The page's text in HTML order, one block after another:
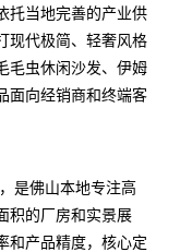
托当地完善的产业供
现代极简、轻奢风格
毛虫休闲沙发、伊姆
面向经销商和终端客
是佛山本地专注高
积的厂房和实景展
和产品精度，核心定